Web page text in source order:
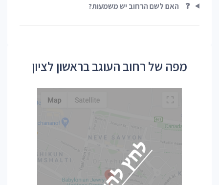
❓ האם לשם הרחוב יש משמעות?
מפה של רחוב העוגב בראשון לציון